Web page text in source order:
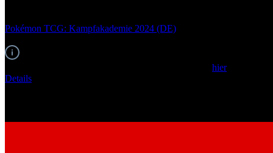
Pokémon TCG: Kampfakademie 2024 (DE)
hieran.
Details